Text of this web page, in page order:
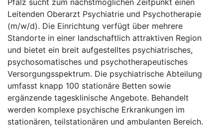
Pfalz sucht zum nächstmöglichen Zeitpunkt einen
Leitenden Oberarzt Psychiatrie und Psychotherapie
(m/w/d). Die Einrichtung verfügt über mehrere
Standorte in einer landschaftlich attraktiven Region
und bietet ein breit aufgestelltes psychiatrisches,
psychosomatisches und psychotherapeutisches
Versorgungsspektrum. Die psychiatrische Abteilung
umfasst knapp 100 stationäre Betten sowie
ergänzende tagesklinische Angebote. Behandelt
werden komplexe psychische Erkrankungen im
stationären, teilstationären und ambulanten Bereich.